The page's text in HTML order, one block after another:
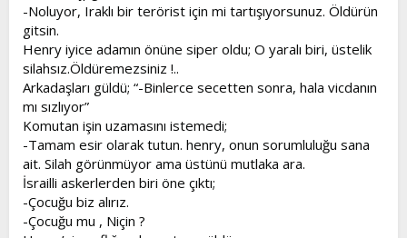
-Noluyor, Iraklı bir terörist için mi tartışıyorsunuz. Öldürün
gitsin.
Henry iyice adamın önüne siper oldu; O yaralı biri, üstelik
silahsız.Öldüremezsiniz !..
Arkadaşları güldü; “-Binlerce secetten sonra, hala vicdanın
mı sızlıyor”
Komutan işin uzamasını istemedi;
-Tamam esir olarak tutun. henry, onun sorumluluğu sana
ait. Silah görünmüyor ama üstünü mutlaka ara.
İsrailli askerlerden biri öne çıktı;
-Çocuğu biz alırız.
-Çocuğu mu , Niçin ?